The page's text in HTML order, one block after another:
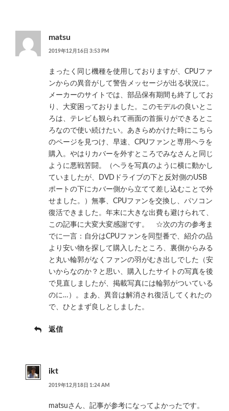
matsu
2019年12月16日 3:53 PM
まったく同じ機種を使用しておりますが、CPUファ
ンからの異音がして警告メッセージが出る状況に。
メーカーのサイトでは、部品保有期間も終了してお
り、大変困っておりました。このモデルの良いとこ
ろは、テレビも観られて画面の首振りができるとこ
ろなので使い続けたい。あきらめかけた時にこちら
のページを見つけ、早速、CPUファンと専用ヘラを
購入。やはりカバーを外すところでみなさんと同じ
ように悪戦苦闘。（ヘラを写真のように横に動かし
ていましたが、DVDドライブの下と反対側のUSB
ポートの下にカバー側から立てて差し込むことで外
せました。）無事、CPUファンを交換し、パソコン
復活できました。年末に大きな出費も避けられて、
この記事に大変大変感謝です。 ☆次の方の参考ま
でに一言：自分はCPUファンを同型番で、紹介の品
より安い物を探して購入したところ、裏側からみる
と丸い輪郭がなくファンの羽がむき出しでした（安
いからなのか？と思い、購入したサイトの写真を後
で見直しましたが、掲載写真には輪郭がついている
のに…）。まあ、異音は解消され復活してくれたの
で、ひとまず良しとしました。
返信
ikt
2019年12月18日 1:24 AM
matsuさん、記事が参考になってよかったです。